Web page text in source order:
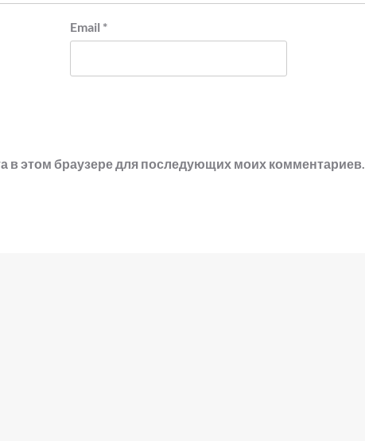
Email *
в этом браузере для последующих моих комментариев.